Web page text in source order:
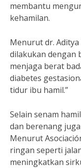
membantu
kehamilan.
Menurut dr. Aditya
dilakukan dengan
menjaga berat
diabetes
tidur ibu hamil.”
Selain senam
dan berenang
Menurut
ringan seperti
meningkatkan